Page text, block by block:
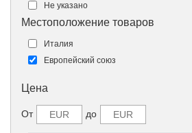
Не указано
Местоположение товаров
Италия
Европейский союз
Цена
От до